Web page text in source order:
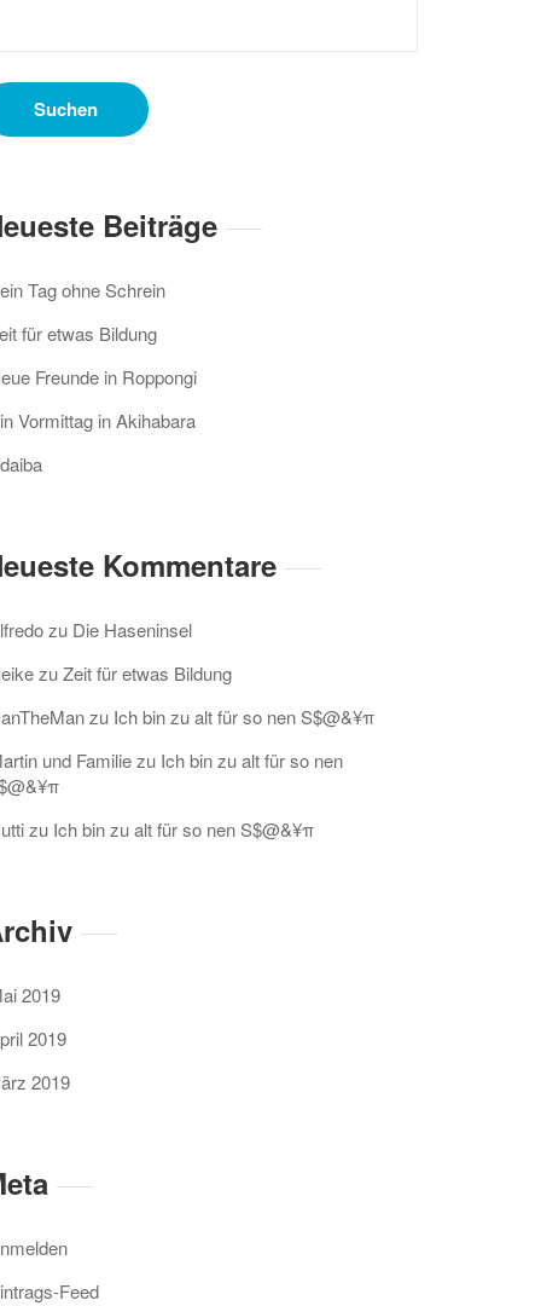
Beiträge
Tag ohne Schrein
für etwas Bildung
Freunde in Roppongi
Vormittag in Akihabara
Kommentare
zu Die Haseninsel
zuZeit für etwas Bildung
zu Ich bin zu alt für so nen S$@&¥π
und Familiezu Ich bin zu alt für so nen
zu Ich bin zu alt für so nen S$@&¥π
2019
2019
2019
Feed